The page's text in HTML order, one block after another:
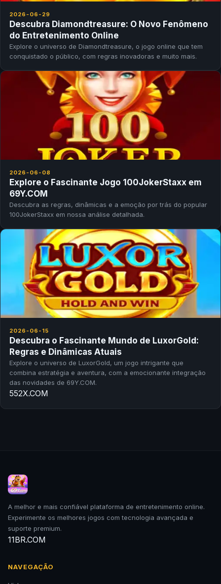
2026-06-29
Descubra Diamondtreasure: O Novo Fenômeno
do Entretenimento Online
Explore o universo de Diamondtreasure, o jogo online que tem
conquistado o público, com regras inovadoras e muito mais.
2026-06-08
Explore o Fascinante Jogo 100JokerStaxx em
69Y.COM
Descubra as regras, dinâmicas e a emoção por trás do popular
100JokerStaxx em nossa análise detalhada.
2026-06-15
Descubra o Fascinante Mundo de LuxorGold:
Regras e Dinâmicas Atuais
Explore o universo de LuxorGold, um jogo intrigante que
combina estratégia e aventura, com a emocionante integração
das novidades de 69Y.COM.
552X.COM
A melhor e mais confiável plataforma de entretenimento online.
Experimente os melhores jogos com tecnologia avançada e
suporte premium.
11BR.COM
NAVEGAÇÃO